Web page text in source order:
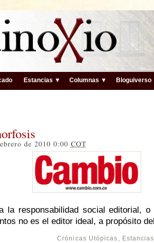
Estancias ▼ Columnas ▼ Bloguiverso
de 2010 0:00 COT
la responsabilidad social editorial,
no es el editor ideal, a propósito
Crónicas Utópicas , Estancias